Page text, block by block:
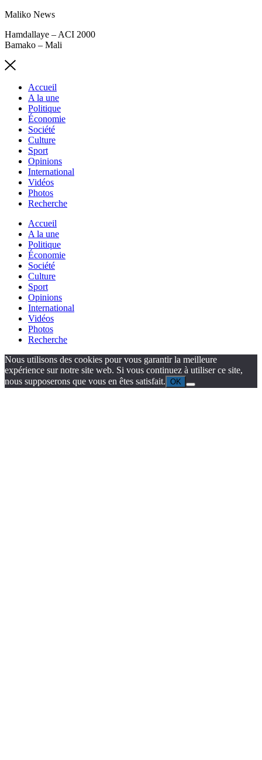
Maliko News
Hamdallaye – ACI 2000
Bamako – Mali
Accueil
A la une
Politique
Économie
Société
Culture
Sport
Opinions
International
Vidéos
Photos
Recherche
Accueil
A la une
Politique
Économie
Société
Culture
Sport
Opinions
International
Vidéos
Photos
Recherche
Nous utilisons des cookies pour vous garantir la meilleure
expérience sur notre site web. Si vous continuez à utiliser ce site,
nous supposerons que vous en êtes satisfait. OK